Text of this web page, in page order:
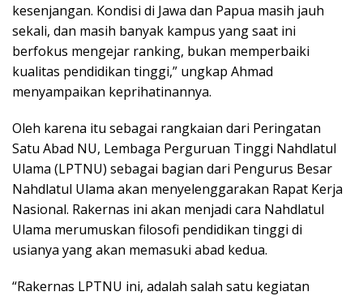
kesenjangan. Kondisi di Jawa dan Papua masih jauh
sekali, dan masih banyak kampus yang saat ini
berfokus mengejar ranking, bukan memperbaiki
kualitas pendidikan tinggi,” ungkap Ahmad
menyampaikan keprihatinannya.
Oleh karena itu sebagai rangkaian dari Peringatan
Satu Abad NU, Lembaga Perguruan Tinggi Nahdlatul
Ulama (LPTNU) sebagai bagian dari Pengurus Besar
Nahdlatul Ulama akan menyelenggarakan Rapat Kerja
Nasional. Rakernas ini akan menjadi cara Nahdlatul
Ulama merumuskan filosofi pendidikan tinggi di
usianya yang akan memasuki abad kedua.
“Rakernas LPTNU ini, adalah salah satu kegiatan